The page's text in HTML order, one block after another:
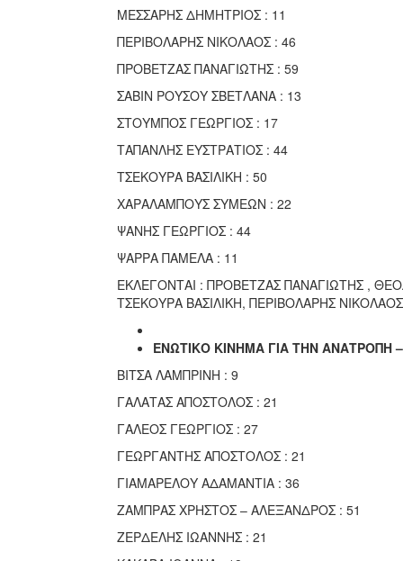
ΜΕΣΣΑΡΗΣ ΔΗΜΗΤΡΙΟΣ : 11
ΠΕΡΙΒΟΛΑΡΗΣ ΝΙΚΟΛΑΟΣ : 46
ΠΡΟΒΕΤΖΑΣ ΠΑΝΑΓΙΩΤΗΣ : 59
ΣΑΒΙΝ ΡΟΥΣΟΥ ΣΒΕΤΛΑΝΑ : 13
ΣΤΟΥΜΠΟΣ ΓΕΩΡΓΙΟΣ : 17
ΤΑΠΑΝΛΗΣ ΕΥΣΤΡΑΤΙΟΣ : 44
ΤΣΕΚΟΥΡΑ ΒΑΣΙΛΙΚΗ : 50
ΧΑΡΑΛΑΜΠΟΥΣ ΣΥΜΕΩΝ : 22
ΨΑΝΗΣ ΓΕΩΡΓΙΟΣ : 44
ΨΑΡΡΑ ΠΑΜΕΛΑ : 11
ΕΚΛΕΓΟΝΤΑΙ : ΠΡΟΒΕΤΖΑΣ ΠΑΝΑΓΙΩΤΗΣ ,
ΤΣΕΚΟΥΡΑ ΒΑΣΙΛΙΚΗ, ΠΕΡΙΒΟΛΑΡΗΣ
ΕΝΩΤΙΚΟ ΚΙΝΗΜΑ ΓΙΑ ΤΗΝ ΑΝΑΤΡΟΠΗ
ΒΙΤΣΑ ΛΑΜΠΡΙΝΗ : 9
ΓΑΛΑΤΑΣ ΑΠΟΣΤΟΛΟΣ : 21
ΓΑΛΕΟΣ ΓΕΩΡΓΙΟΣ : 27
ΓΕΩΡΓΑΝΤΗΣ ΑΠΟΣΤΟΛΟΣ : 21
ΓΙΑΜΑΡΕΛΟΥ ΑΔΑΜΑΝΤΙΑ : 36
ΖΑΜΠΡΑΣ ΧΡΗΣΤΟΣ – ΑΛΕΞΑΝΔΡΟΣ : 51
ΖΕΡΔΕΛΗΣ ΙΩΑΝΝΗΣ : 21